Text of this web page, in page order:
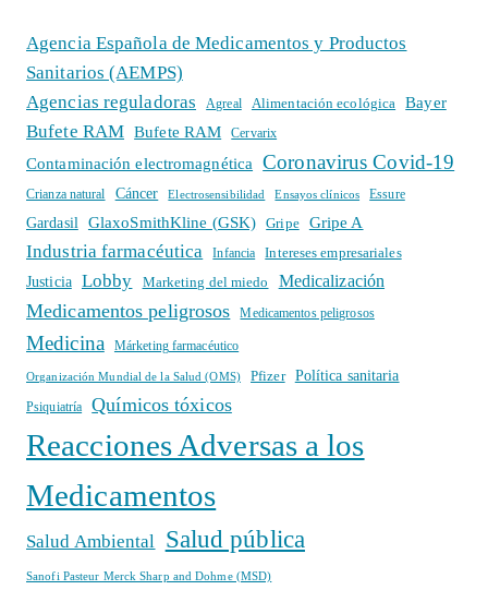
Agencia Española de Medicamentos y Productos
Sanitarios (AEMPS)
Agencias reguladoras
Agreal Alimentación ecológica Bayer
Bufete RAM Bufete RAM Cervarix
Contaminación electromagnética Coronavirus Covid-19
Crianza natural Cáncer Electrosensibilidad Ensayos clínicos Essure
Gardasil GlaxoSmithKline (GSK) Gripe Gripe A
Industria farmacéutica Infancia
Intereses empresariales
Justicia
Lobby Marketing del miedo Medicalización
Medicamentos peligrosos Medicamentos peligrosos
Medicina Márketing farmacéutico
Organización Mundial de la Salud (OMS) Pfizer Política sanitaria
Psiquiatría Químicos tóxicos
Reacciones Adversas a los
Medicamentos
Salud Ambiental Salud pública
Sanofi Pasteur Merck Sharp and Dohme (MSD)